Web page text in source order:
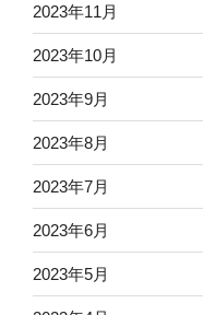
2023年11月
2023年10月
2023年9月
2023年8月
2023年7月
2023年6月
2023年5月